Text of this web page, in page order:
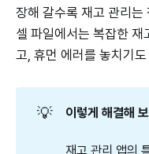
장해 갈수록 재고 관리는
셀 파일에서는 복잡한 재
고, 휴먼 에러를 놓치기
💡 이렇게 해결해
재고 관리 앱의